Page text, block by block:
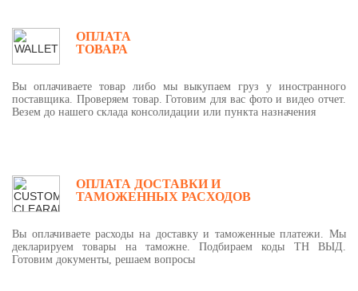
ОПЛАТА
ТОВАРА
Вы оплачиваете товар либо мы выкупаем груз у иностранного
поставщика. Проверяем товар. Готовим для вас фото и видео отчет.
Везем до нашего склада консолидации или пункта назначения
ОПЛАТА ДОСТАВКИ И
ТАМОЖЕННЫХ РАСХОДОВ
Вы оплачиваете расходы на доставку и таможенные платежи. Мы
декларируем товары на таможне. Подбираем коды ТН ВЫД.
Готовим документы, решаем вопросы